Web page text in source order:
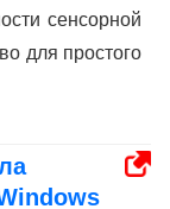
сенсорной
для простого